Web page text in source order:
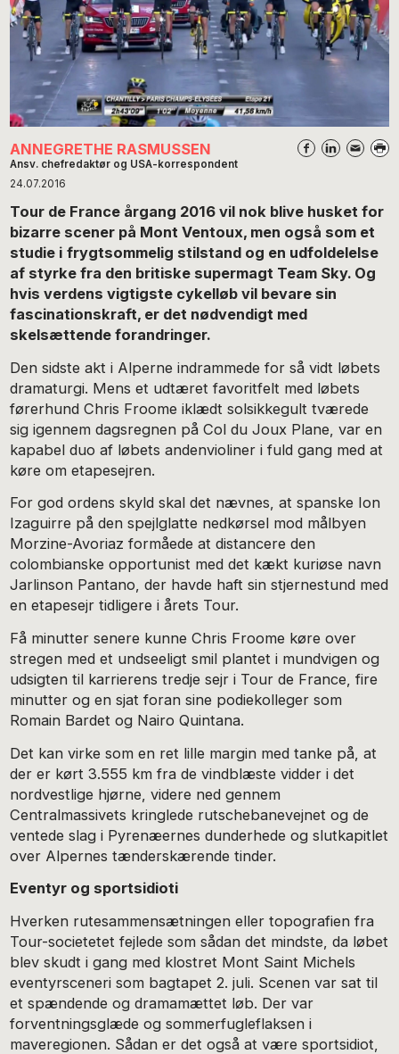
ANNEGRETHE RASMUSSEN
Ansv. chefredaktør og USA-korrespondent
24.07.2016
Tour de France årgang 2016 vil nok blive husket for
bizarre scener på MontVentoux, men også som et
studie i frygtsommelig stilstand og en udfoldelelse
af styrke fra den britiske supermagt Team Sky. Og
hvis verdens vigtigste cykelløb vil bevare sin
fascinationskraft, er det nødvendigt med
skelsættende forandringer.
Den sidste akt i Alperne indrammede for så vidt løbets
dramaturgi. Mens et udtæret favoritfelt med løbets
førerhund Chris Froome iklædt solsikkegult tværede
sig igennem dagsregnen på Col du Joux Plane, var en
kapabel duo af løbets andenvioliner i fuld gang med at
køre om etapesejren.
For god ordens skyld skal det nævnes, at spanske Ion
Izaguirre på den spejlglatte nedkørsel mod målbyen
Morzine-Avoriaz formåede at distancere den
colombianske opportunist med det kækt kuriøse navn
Jarlinson Pantano, der havde haft sin stjernestund med
en etapesejr tidligere i årets Tour.
Få minutter senere kunne Chris Froome køre over
stregen med et undseeligt smil plantet i mundvigen og
udsigten til karrierens tredje sejr i Tour de France, fire
minutter og en sjat foran sine podiekolleger som
Romain Bardet og Nairo Quintana.
Det kan virke som en ret lille margin med tanke på, at
der er kørt 3.555 km fra de vindblæste vidder i det
nordvestlige hjørne, videre ned gennem
Centralmassivets kringlede rutschebanevejnet og de
ventede slag i Pyrenæernes dunderhede og slutkapitlet
over Alpernes tænderskærende tinder.
Eventyr og sportsidioti
Hverken rutesammensætningen eller topografien fra
Tour-societetet fejlede som sådan det mindste, da løbet
blev skudt i gang med klostret Mont Saint Michels
eventyrsceneri som bagtapet 2. juli. Scenen var sat til
et spændende og dramamættet løb. Der var
forventningsglæde og sommerfugleflaksen i
maveregionen. Sådan er det også at være sportsidiot,